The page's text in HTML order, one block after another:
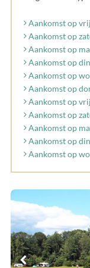
Aankomst op
Aankomst op
Aankomst op
Aankomst op
Aankomst op
Aankomst op
Aankomst op
Aankomst op
Aankomst op
Aankomst op
Aankomst op